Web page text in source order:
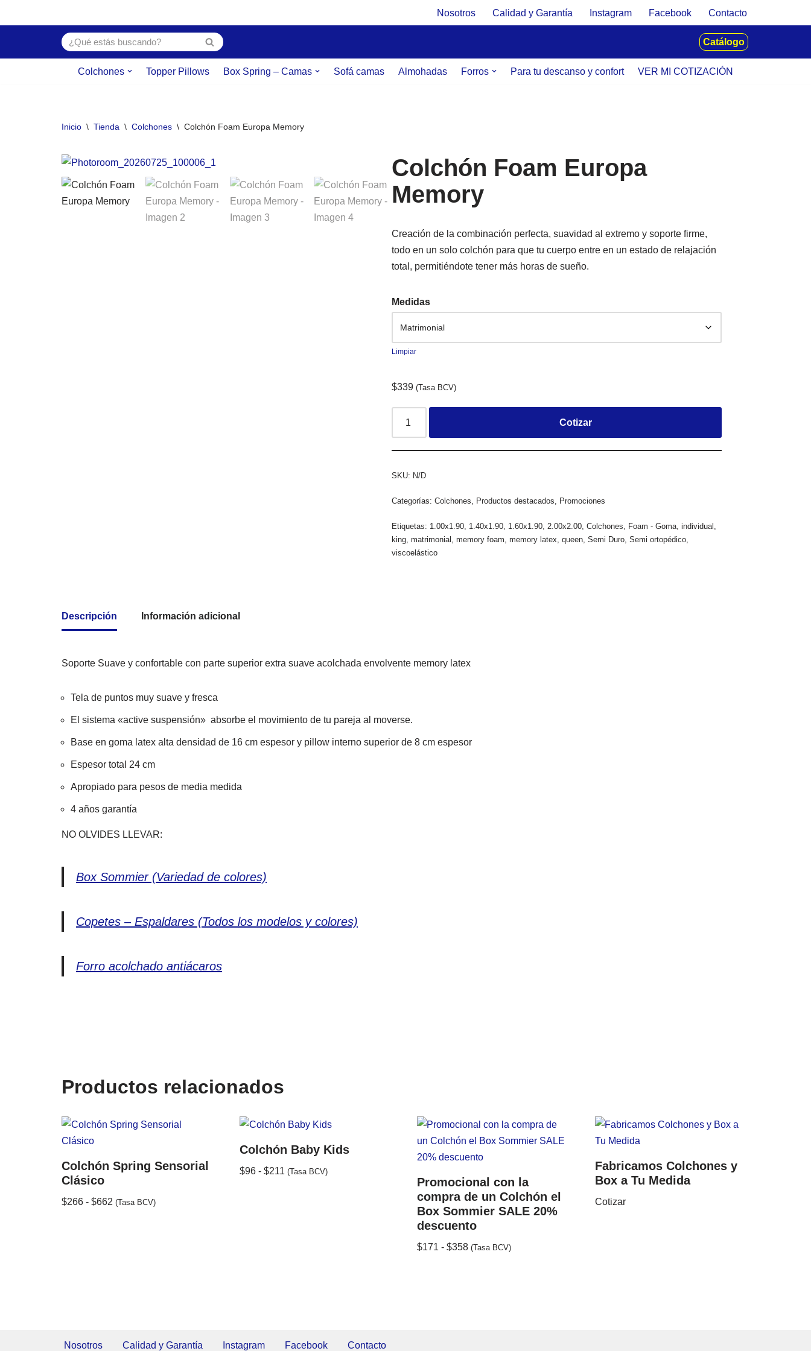
Nosotros Calidad y Garantía Instagram Facebook Contacto
Catálogo
Colchones Topper Pillows Box Spring – Camas Sofá camas Almohadas Forros Para tu descanso y confort VER MI COTIZACIÓN
Inicio \ Tienda \ Colchones \ Colchón Foam Europa Memory
Colchón Foam Europa
Memory
Creación de la combinación perfecta, suavidad al extremo y soporte firme,
todo en un solo colchón para que tu cuerpo entre en un estado de relajación
total, permitiéndote tener más horas de sueño.
Medidas
Limpiar
$339 (Tasa BCV)
Cotizar
SKU: N/D
Categorías:Colchones, Productos destacados, Promociones
Etiquetas: 1.00x1.90, 1.40x1.90, 1.60x1.90,2.00x2.00,Colchones, Foam - Goma,individual ,
king,matrimonial ,memory foam,memory latex,queen,Semi Duro,Semi ortopédico,
viscoelástico
Descripción Información adicional
Soporte Suave y confortable con parte superior extra suave acolchada envolvente memory latex
Tela de puntos muy suave y fresca
El sistema «active suspensión» absorbe el movimiento de tu pareja al moverse.
Base en goma latex alta densidad de 16 cm espesor y pillow interno superior de 8 cm espesor
Espesor total 24 cm
Apropiado para pesos de media medida
4 años garantía
NO OLVIDES LLEVAR:
Box Sommier (Variedad de colores)
Copetes – Espaldares (Todos los modelos y colores)
Forro acolchado antiácaros
Productos relacionados
Colchón Spring Sensorial
Clásico
$266 - $662 (Tasa BCV)
Colchón Baby Kids
$96 - $211 (Tasa BCV)
Promocional con la
compra de un Colchón el
Box Sommier SALE 20%
descuento
$171 - $358 (Tasa BCV)
Fabricamos Colchones y
Box a Tu Medida
Cotizar
Nosotros Calidad y Garantía Instagram Facebook Contacto